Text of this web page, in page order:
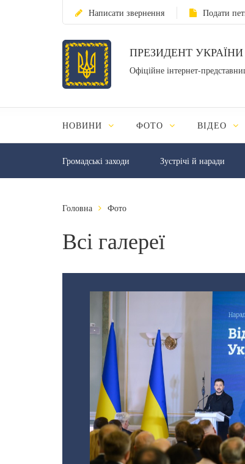
Написати звернення Подати
ПРЕЗИДЕНТ УКРАЇНИ
Офіційне інтернет-
НОВИНИ ФОТО ВІДЕО
Громадські заходи Зустрічі й наради
Головна Фото
Всі галереї